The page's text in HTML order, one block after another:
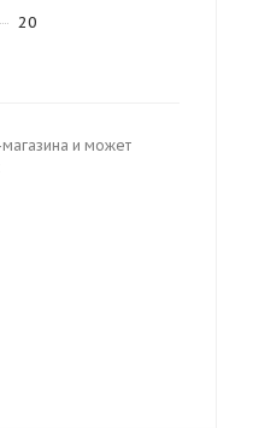
20
магазина и может